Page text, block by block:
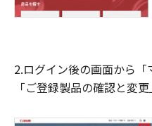
2.ログイン後の画面から「
「ご登録製品の確認と変